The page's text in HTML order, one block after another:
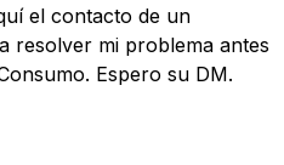
el contacto de un
resolver mi problema antes
Espero su DM.